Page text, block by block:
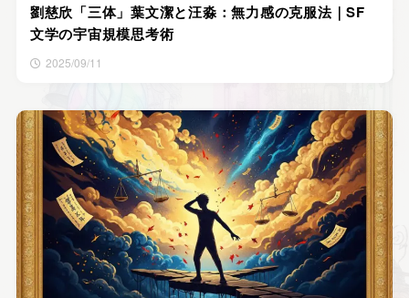
劉慈欣「三体」葉文潔と汪淼：無力感の克服法｜SF
文学の宇宙規模思考術
2025/09/11